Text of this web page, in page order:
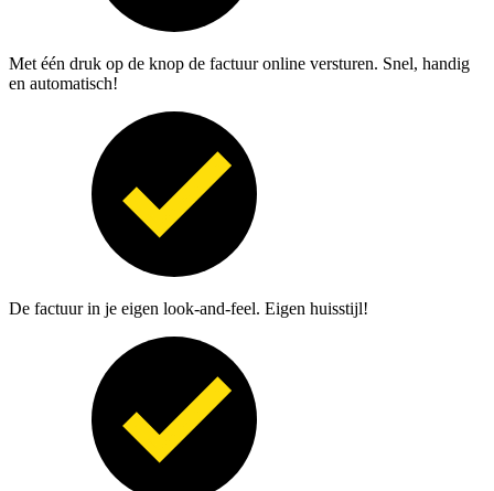
Met één druk op de knop de factuur online versturen. Snel, handig
en automatisch!
De factuur in je eigen look-and-feel. Eigen huisstijl!